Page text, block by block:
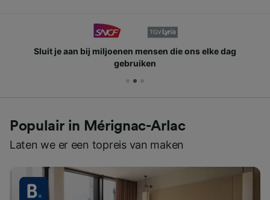
Sluit je aan bij miljoenen mensen die ons elke dag
gebruiken
Populair in Mérignac-Arlac
Laten we er een topreis van maken